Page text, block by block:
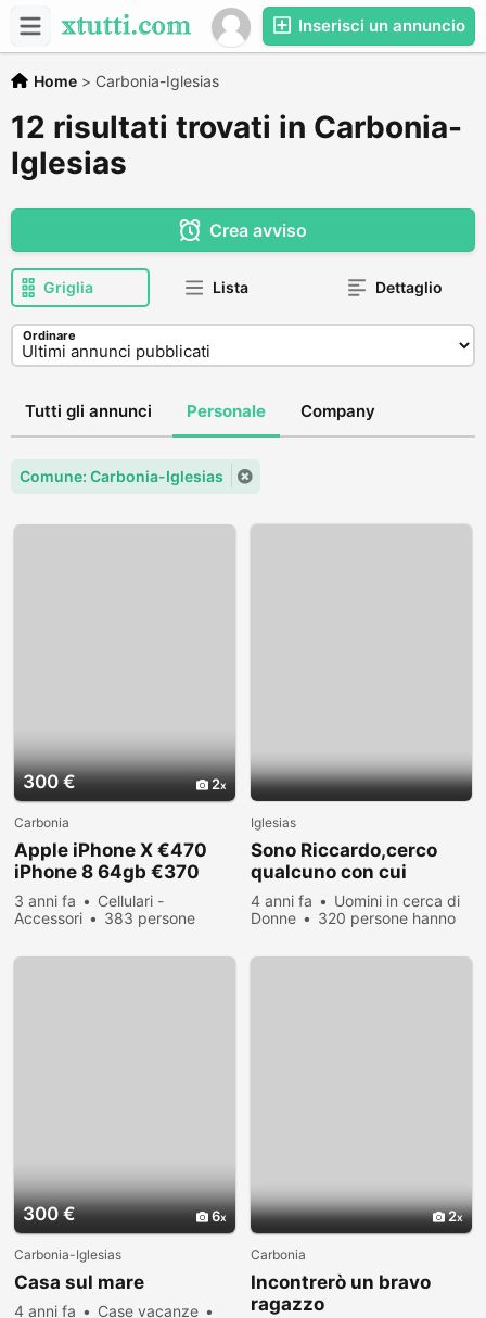
Inserisci un annuncio
Home > Carbonia-Iglesias
12 risultati trovati in Carbonia-
Iglesias
Crea avviso
Griglia Lista Dettaglio
Ordinare
Tutti gli annunci Personale Company
Comune: Carbonia-Iglesias
300 € 2
Carbonia
Apple iPhone X €470
iPhone 8 64gb €370
iPhone 8 Plus €400
iPhone 7 €300
3 anni fa
Cellulari -
Accessori
383 persone
Iglesias
Sono Riccardo,cerco
qualcuno con cui
scambiare foto hot
4 anni fa
Uomini in cerca di
Donne
320 persone hanno
300 € 6
Carbonia-Iglesias
Casa sul mare
4 anni fa
Case vacanze
2
Carbonia
Incontrerò un bravo
ragazzo